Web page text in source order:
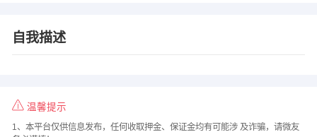
自我描述
温馨提示
1、本平台仅供信息发布，任何收取押金、保证金均有可能涉 及诈骗，请微友